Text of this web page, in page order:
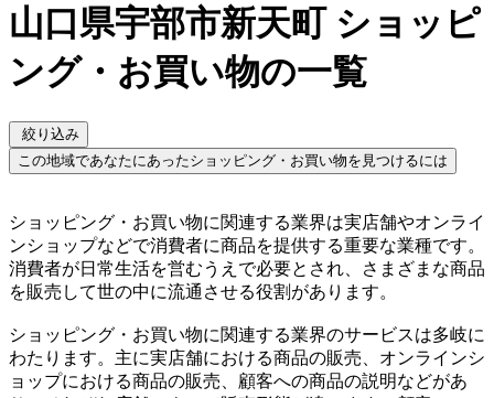
山口県宇部市新天町 ショッピ
ング・お買い物の一覧
絞り込み
この地域であなたにあったショッピング・お買い物を見つけるには
ショッピング・お買い物に関連する業界は実店舗やオンライ
ンショップなどで消費者に商品を提供する重要な業種です。
消費者が日常生活を営むうえで必要とされ、さまざまな商品
を販売して世の中に流通させる役割があります。
ショッピング・お買い物に関連する業界のサービスは多岐に
わたります。主に実店舗における商品の販売、オンラインシ
ョップにおける商品の販売、顧客への商品の説明などがあ